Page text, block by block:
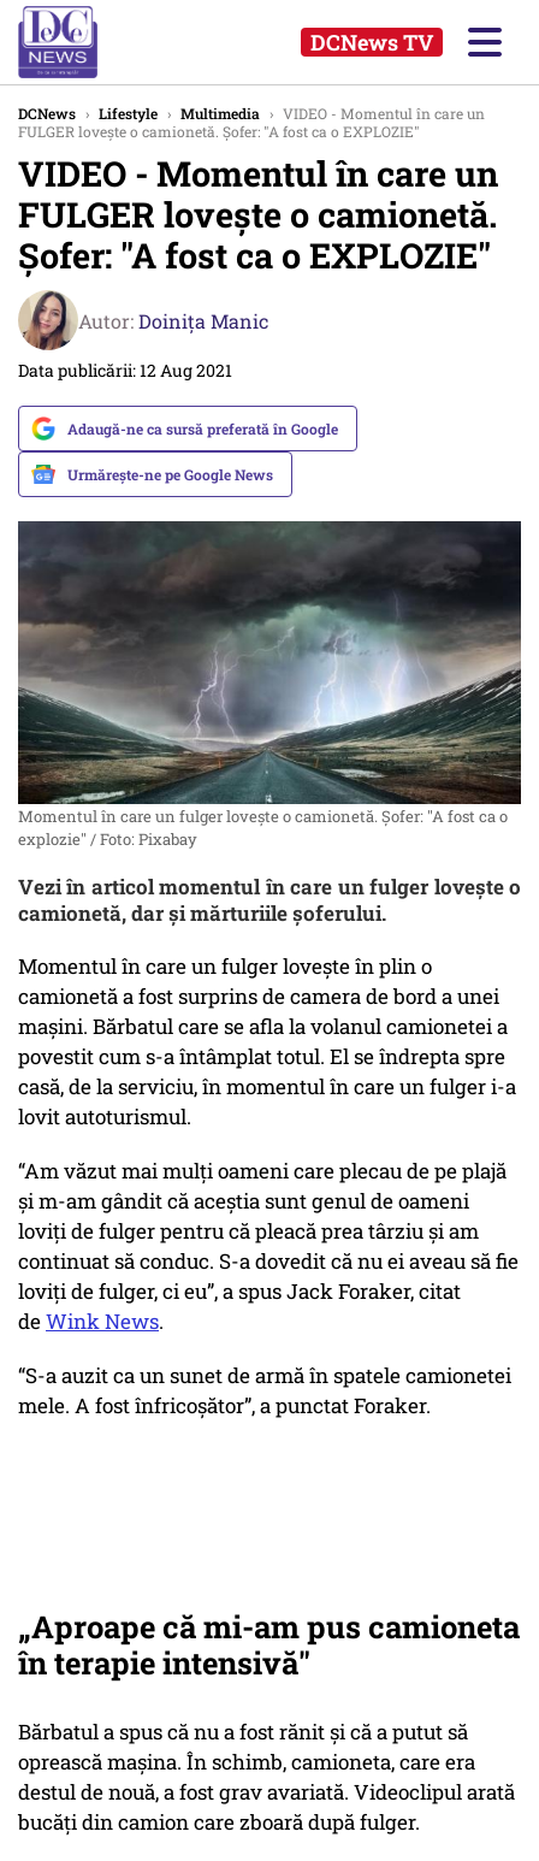
DCNews TV
DCNews › Lifestyle › Multimedia › VIDEO - Momentul în care un
FULGER lovește o camionetă. Șofer: "A fost ca o EXPLOZIE"
VIDEO - Momentul în care un
FULGER lovește o camionetă.
Șofer: "A fost ca o EXPLOZIE"
Autor:Doinița Manic
Data publicării: 12 Aug 2021
Adaugă-ne ca sursă preferată în Google
Urmărește-ne pe Google News
Momentul în care un fulger lovește o camionetă. Șofer: "A fost ca o
explozie" / Foto: Pixabay
Vezi în articol momentul în care un fulger lovește o
camionetă, dar și mărturiile șoferului.
Momentul în care un fulger lovește în plin o
camionetă a fost surprins de camera de bord a unei
mașini. Bărbatul care se afla la volanul camionetei a
povestit cum s-a întâmplat totul. El se îndrepta spre
casă, de la serviciu, în momentul în care un fulger i-a
lovit autoturismul.
“Am văzut mai mulți oameni care plecau de pe plajă
și m-am gândit că aceștia sunt genul de oameni
loviți de fulger pentru că pleacă prea târziu și am
continuat să conduc. S-a dovedit că nu ei aveau să fie
loviți de fulger, ci eu”, a spus Jack Foraker, citat
deWink News.
“S-a auzit ca un sunet de armă în spatele camionetei
mele. A fost înfricoșător”, a punctat Foraker.
„Aproape că mi-am pus camioneta
în terapie intensivă"
Bărbatul a spus că nu a fost rănit și că a putut să
oprească mașina. În schimb, camioneta, care era
destul de nouă, a fost grav avariată. Videoclipul arată
bucăți din camion care zboară după fulger.